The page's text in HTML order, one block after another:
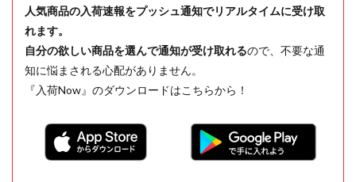
人気商品の入荷速報をプッシュ通知でリアルタイムに受け取
れます。
自分の欲しい商品を選んで通知が受け取れるので、不要な通
知に悩まされる心配がありません。
『入荷Now』のダウンロードはこちらから！